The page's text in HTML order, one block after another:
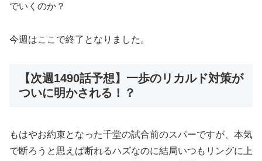
でいくのか？
今週はここで終了となりました。
【次週1490話予想】一歩のリカルド対策が
ついに明かされる！？
もはやお約束となった千堂の試合前のスパーですが、本気
で断ろうと思えば断れるハズなのに結局いつもリングに上